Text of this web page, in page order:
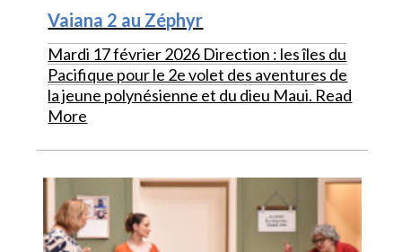
Vaiana 2 au Zéphyr
Mardi 17 février 2026 Direction : les îles du
Pacifique pour le 2e volet des aventures de
la jeune polynésienne et du dieu Maui. Read
More